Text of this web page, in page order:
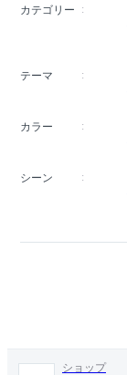
カテゴリー
テーマ
カラー
シーン
ショップ